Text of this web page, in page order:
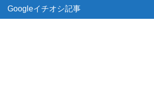
Googleイチオシ記事